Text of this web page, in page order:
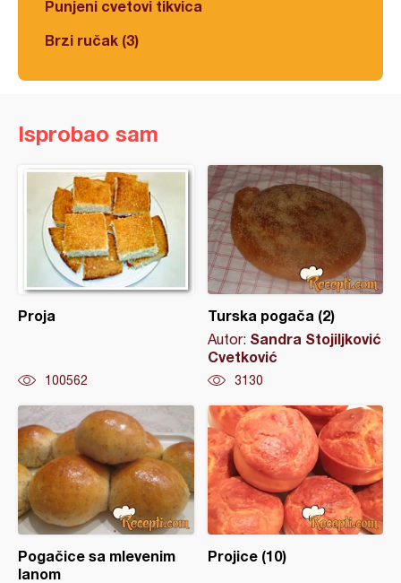
Punjeni cvetovi tikvica
Brzi ručak (3)
Isprobao sam
Proja
100562
Turska pogača (2)
Autor: Sandra Stojiljković
Cvetković
3130
Pogačice sa mlevenim
lanom
Projice (10)